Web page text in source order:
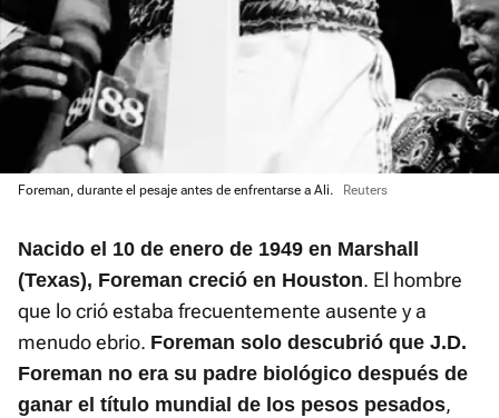
Foreman, durante el pesaje antes de enfrentarse a Ali. Reuters
Nacido el 10 de enero de 1949 en Marshall
(Texas), Foreman creció en Houston. El hombre
que lo crió estaba frecuentemente ausente y a
menudo ebrio. Foreman solo descubrió que J.D.
Foreman no era su padre biológico después de
ganar el título mundial de los pesos pesados,